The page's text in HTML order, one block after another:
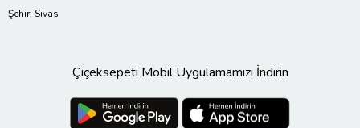
Şehir: Sivas
Çiçeksepeti Mobil Uygulamamızı İndirin